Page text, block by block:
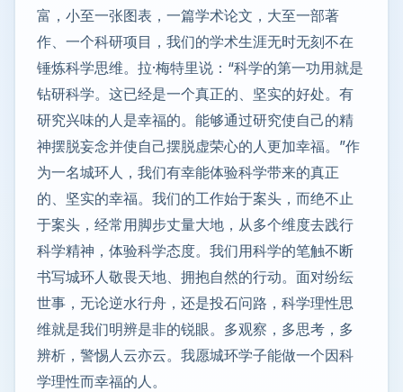
富，小至一张图表，一篇学术论文，大至一部著
作、一个科研项目，我们的学术生涯无时无刻不在
锤炼科学思维。拉·梅特里说：“科学的第一功用就是
钻研科学。这已经是一个真正的、坚实的好处。有
研究兴味的人是幸福的。能够通过研究使自己的精
神摆脱妄念并使自己摆脱虚荣心的人更加幸福。”作
为一名城环人，我们有幸能体验科学带来的真正
的、坚实的幸福。我们的工作始于案头，而绝不止
于案头，经常用脚步丈量大地，从多个维度去践行
科学精神，体验科学态度。我们用科学的笔触不断
书写城环人敬畏天地、拥抱自然的行动。面对纷纭
世事，无论逆水行舟，还是投石问路，科学理性思
维就是我们明辨是非的锐眼。多观察，多思考，多
辨析，警惕人云亦云。我愿城环学子能做一个因科
学理性而幸福的人。